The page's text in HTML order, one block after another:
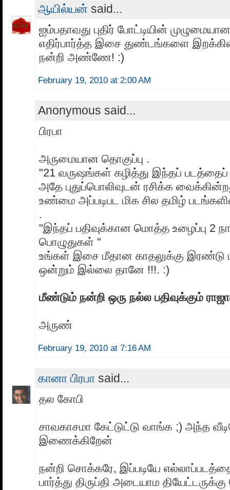
ஆயில்யன் said...
ஐம்பதாவது புதிர் போட்டியின்
எதிர்பார்த்த இசை துண்டங்களை
நன்றி அண்ணே! :)
February 19, 2010 at 2:00 AM
Anonymous said...
பிரபா
அருமையான தொகுப்பு .
"21 வருஷங்கள் கழித்து இந்தப் படத்தைப்
அதே புதுப்பொலிவுடன் ரசிக்க
உண்மை அப்படிபட மிக சில தமிழ்
.
"இந்தப் பதிவுக்கான மொத்த உழைப்பு 2
பொழுதுகள் "
உங்கள் இசை மீதான காதலுக்கு இரண்டு
ஒன்றும் இல்லை தானே !!!. :)
மீண்டும் நன்றி ஒரு நல்ல பதிவுக்கும்
அருண்
February 19, 2010 at 7:16 AM
கானா பிரபா said...
தல கோபி
சாவகாசமா கேட்டுட்டு வாங்க ;) அந்த
இணைக்கிறேன்
நன்றி சொக்கரே, இப்படியே
பார்த்து திருப்தி அடையாம